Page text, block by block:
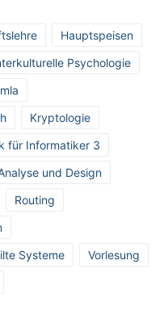
Hauptspeisen
Psychologie
Kryptologie
für Informatiker 3
und Design
Routing
Systeme
Vorlesung